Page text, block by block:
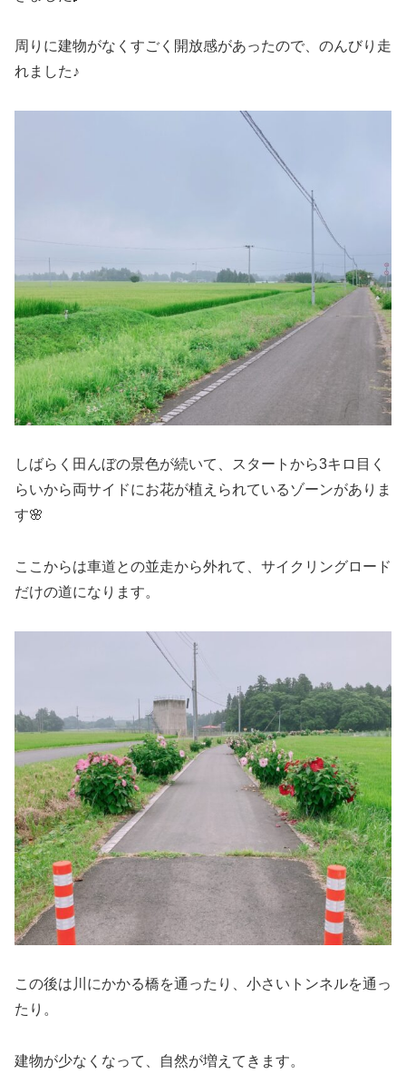
周りに建物がなくすごく開放感があったので、のんびり走
れました♪
しばらく田んぼの景色が続いて、スタートから3キロ目く
らいから両サイドにお花が植えられているゾーンがありま
す🌸
ここからは車道との並走から外れて、サイクリングロード
だけの道になります。
この後は川にかかる橋を通ったり、小さいトンネルを通っ
たり。
建物が少なくなって、自然が増えてきます。